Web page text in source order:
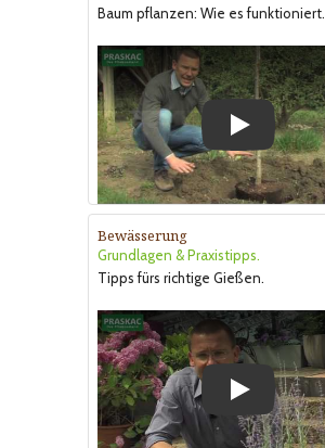
Baum pflanzen: Wie es funktioniert.
Play
Bewässerung
Grundlagen & Praxistipps.
Tipps fürs richtige Gießen.
Play